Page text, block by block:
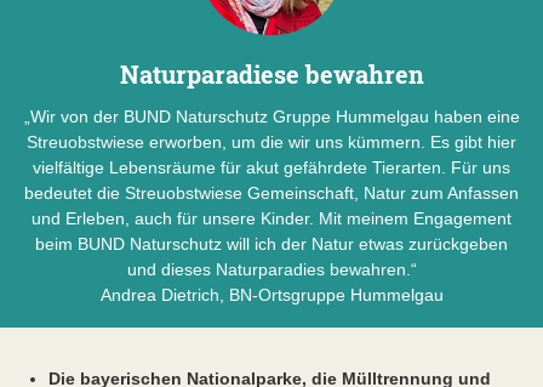
Naturparadiese bewahren
„Wir von der BUND Naturschutz Gruppe Hummelgau haben eine
Streuobstwiese erworben, um die wir uns kümmern. Es gibt hier
vielfältige Lebensräume für akut gefährdete Tierarten. Für uns
bedeutet die Streuobstwiese Gemeinschaft, Natur zum Anfassen
und Erleben, auch für unsere Kinder. Mit meinem Engagement
beim BUND Naturschutz will ich der Natur etwas zurückgeben
und dieses Naturparadies bewahren.“
Andrea Dietrich, BN-Ortsgruppe Hummelgau
Die bayerischen Nationalparke, die Mülltrennung und